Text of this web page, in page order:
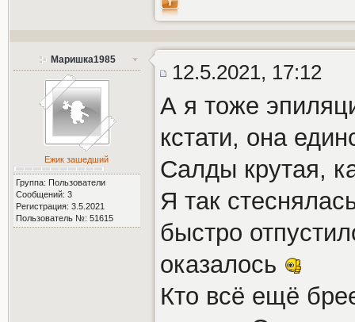
Маришка1985
Ежик зашедший
Группа: Пользователи
Сообщений: 3
Регистрация: 3.5.2021
Пользователь №: 51615
12.5.2021, 17:12
А я тоже
кстати, она
Салды крутая,
Я так
быстро
оказалось
Кто всё ещё